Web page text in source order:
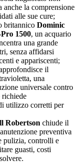
anche la comprensione
alle sue cure;
britannico Dominic
1500, un acquario
una grande
senza affidarsi
e appariscenti;
il
una
universale contro
richiede
utilizzo corretti per
Robertson chiude il
preventiva
pulizia, controlli e
guasti, costi